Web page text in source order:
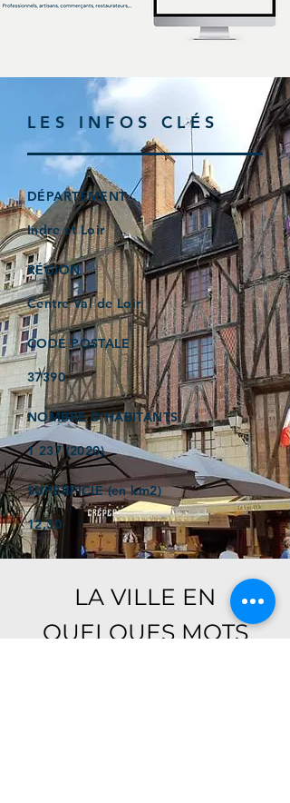
LES INFOS CLÉS
DÉPARTEMENT
Indre et Loir
RÉGION
Centre Val de Loir
CODE POSTALE
37390
NOMBRE D'HABITANTS
1 237 (2020)
SUPERFICIE (en km2)
12,30
LA VILLE EN
QUELQUES MOTS